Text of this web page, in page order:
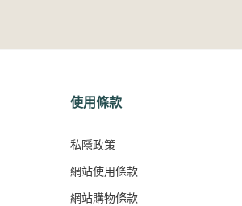
使用條款
私隱政策
網站使用條款
網站購物條款